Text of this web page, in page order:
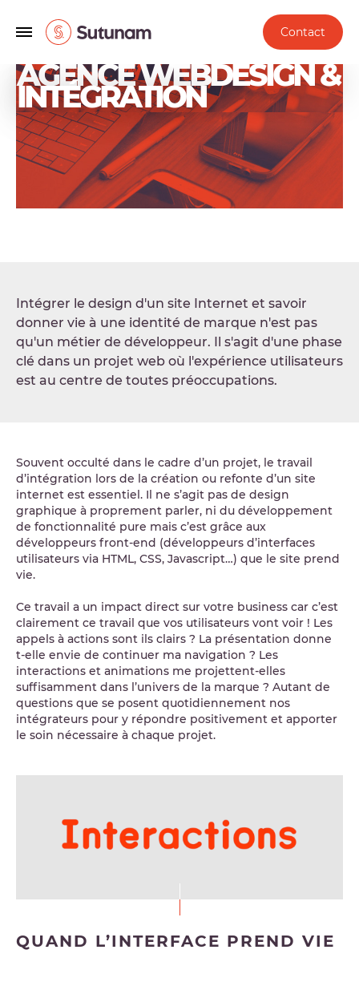
Contact
AGENCE WEBDESIGN &
INTÉGRATION
Intégrer le design d'un site Internet et savoir
donner vie à une identité de marque n'est pas
qu'un métier de développeur. Il s'agit d'une phase
clé dans un projet web où l'expérience utilisateurs
est au centre de toutes préoccupations.
Souvent occulté dans le cadre d’un projet, le travail
d’intégration lors de la création ou refonte d’un site
internet est essentiel. Il ne s’agit pas de design
graphique à proprement parler, ni du développement
de fonctionnalité pure mais c’est grâce aux
développeurs front-end (développeurs d’interfaces
utilisateurs via HTML, CSS, Javascript…) que le site prend
vie.
Ce travail a un impact direct sur votre business car c’est
clairement ce travail que vos utilisateurs vont voir ! Les
appels à actions sont ils clairs ? La présentation donne
t-elle envie de continuer ma navigation ? Les
interactions et animations me projettent-elles
suffisamment dans l’univers de la marque ? Autant de
questions que se posent quotidiennement nos
intégrateurs pour y répondre positivement et apporter
le soin nécessaire à chaque projet.
QUAND L’INTERFACE PREND VIE